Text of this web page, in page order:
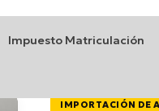
Impuesto Matriculación
IMPORTACIÓN DE